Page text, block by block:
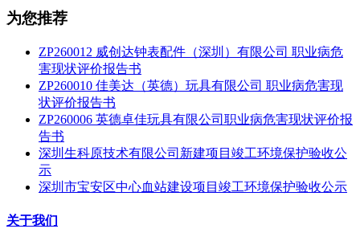
为您推荐
ZP260012 威创达钟表配件（深圳）有限公司 职业病危
害现状评价报告书
ZP260010 佳美达（英德）玩具有限公司 职业病危害现
状评价报告书
ZP260006 英德卓佳玩具有限公司职业病危害现状评价报
告书
深圳生科原技术有限公司新建项目竣工环境保护验收公
示
深圳市宝安区中心血站建设项目竣工环境保护验收公示
关于我们